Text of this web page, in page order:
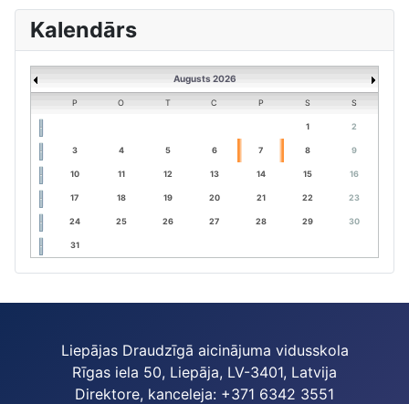
Kalendārs
Augusts 2026
P O T C P S S
1 2
3 4 5 6 7 8 9
10 11 12 13 14 15 16
17 18 19 20 21 22 23
24 25 26 27 28 29 30
31
Liepājas Draudzīgā aicinājuma vidusskola
Rīgas iela 50, Liepāja, LV-3401, Latvija
Direktore, kanceleja: +371 6342 3551